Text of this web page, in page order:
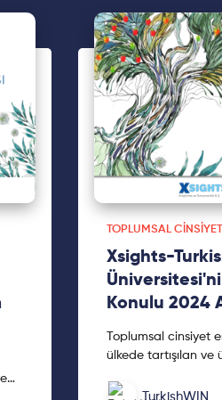
TOPLUMSAL CINSIYET
Xsights-
Konulu 2024
Toplumsal cinsiyet
ülkede tartışılan ve
temelli mitler gibi
TurkishWIN